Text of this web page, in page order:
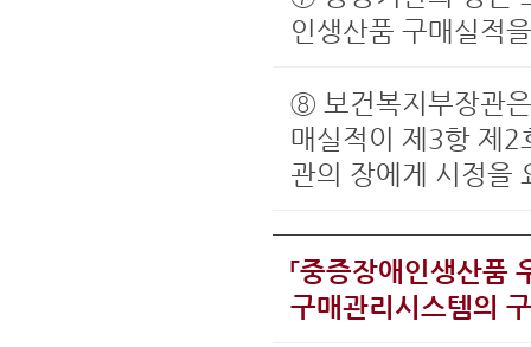
인생산품 구매실적
⑧ 보건복지부장관
매실적이 제3항 제2
관의 장에게 시정을
「중증장애인생산품
구매관리시스템의